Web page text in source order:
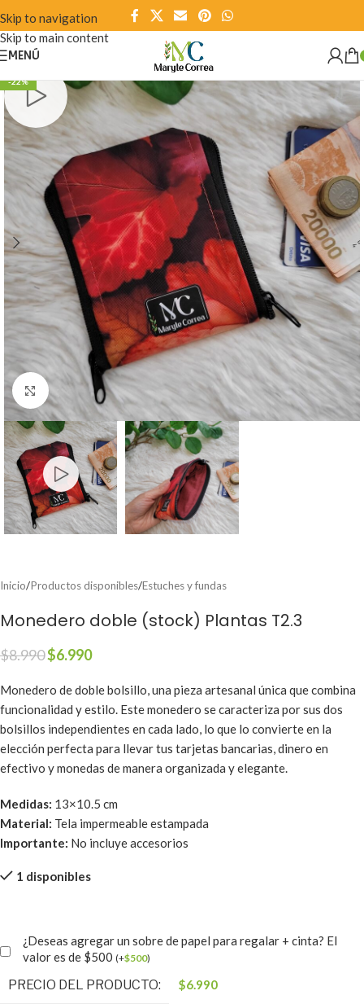
Skip to navigation
Skip to main content
MENÚ
-22%
Clic para ampliar
Inicio/Productos disponibles/Estuches y fundas
Monedero doble (stock) Plantas T2.3
$8.990$6.990
Monedero de doble bolsillo, una pieza artesanal única que combina
funcionalidad y estilo. Este monedero se caracteriza por sus dos
bolsillos independientes en cada lado, lo que lo convierte en la
elección perfecta para llevar tus tarjetas bancarias, dinero en
efectivo y monedas de manera organizada y elegante.
Medidas: 13×10.5 cm
Material: Tela impermeable estampada
Importante: No incluye accesorios
1 disponibles
¿Deseas agregar un sobre de papel para regalar + cinta? El
valor es de $500 (+$500)
PRECIO DEL PRODUCTO: $6.990